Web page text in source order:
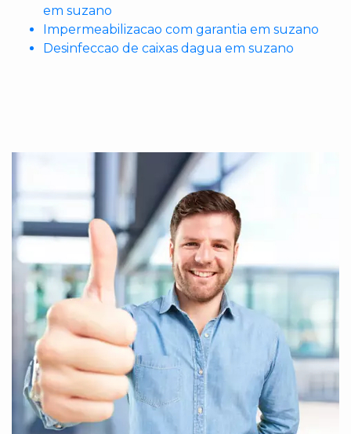
em suzano
Impermeabilizacao com garantia em suzano
Desinfeccao de caixas dagua em suzano